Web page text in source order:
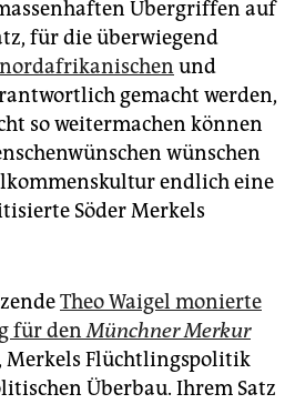
Übergriffen auf
für die überwiegend
nordafrikanischen und
gemacht werden,
so weitermachen können
wünschen
endlich eine
Söder Merkels
Theo Waigel monierte
für denMünchner Merkur
Merkels Flüchtlingspolitik
Überbau. Ihrem Satz